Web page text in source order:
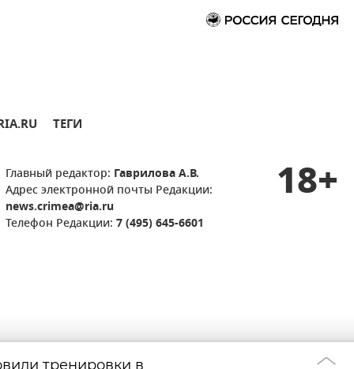
ТЕГИ
Главный редактор: Гаврилова А.В.
Адрес электронной почты Редакции:
news.crimea@ria.ru
Телефон Редакции: 7 (495) 645-6601
18+
тренировки в Уйти с улиц и